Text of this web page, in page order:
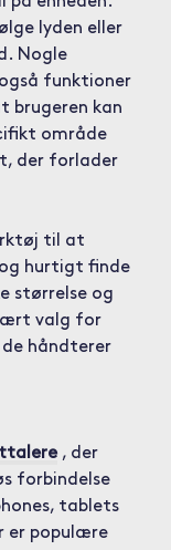
lyden eller
Nogle
funktioner
brugeren kan
område
der forlader
til at
hurtigt finde
størrelse og
valg for
de håndterer
, der
forbindelse
tablets
er populære